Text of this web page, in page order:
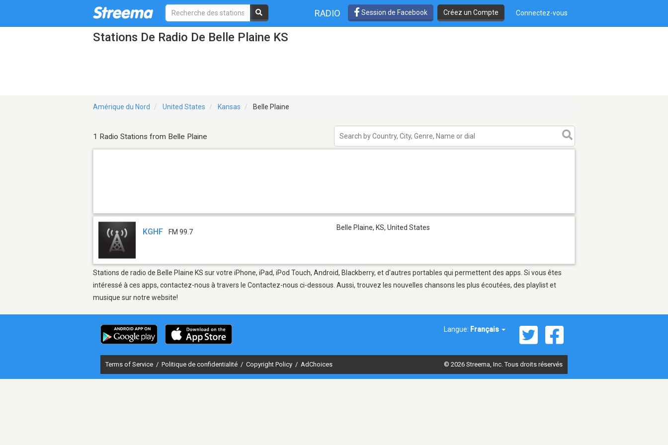
RADIO Session de Facebook Créez un Compte Connectez-vous
Stations De Radio De Belle Plaine KS
Amérique du Nord United States Kansas Belle Plaine
1 Radio Stations from Belle Plaine
KGHF FM 99.7
Belle Plaine, KS, United States
Stations de radio de Belle Plaine KS sur votre iPhone, iPad, iPod Touch, Android, Blackberry, et d'autres portables qui permettent des apps. Si vous êtes
intéressé à ces apps, contactez-nous à travers le Contactez-nous ci-dessous. Aussi, trouvez les nouvelles chansons les plus écoutées, des playlist et
musique sur notre website!
Langue: Français
Terms of Service / Politique de confidentialité / Copyright Policy / AdChoices © 2026 Streema, Inc. Tous droits réservés